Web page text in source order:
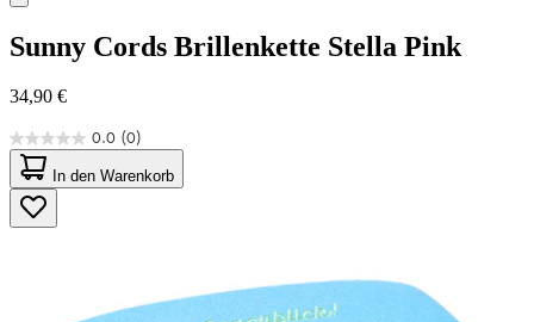
Sunny Cords Brillenkette Stella Pink
34,90 €
0.0 (0)
0.0
von
5
Sternen.
In den Warenkorb